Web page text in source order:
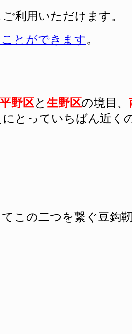
ご利用いただけます。
とができます。
平野区と 生野区の境目、
とっていちばん近く
この二つを繋ぐ豆鈎